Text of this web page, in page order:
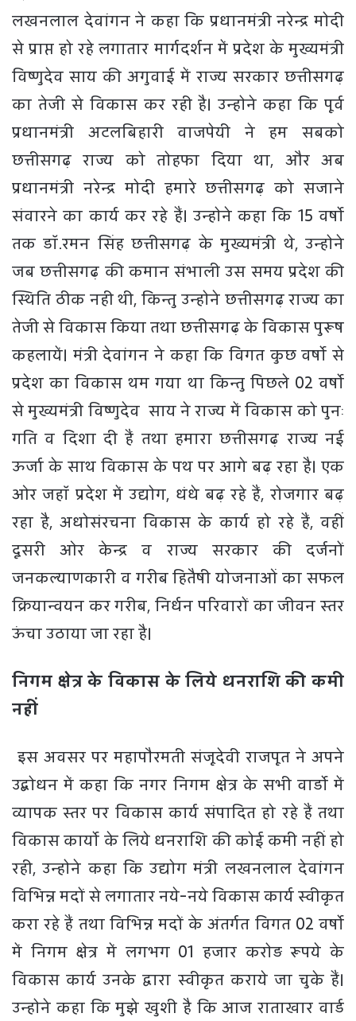
लखनलाल देवांगन ने कहा कि प्रधानमंत्री नरेन्द्र मोदी
से प्राप्त हो रहे लगातार मार्गदर्शन में प्रदेश के मुख्यमंत्री
विष्णुदेव साय की अगुवाई में राज्य सरकार छत्तीसगढ़
का तेजी से विकास कर रही है। उन्होने कहा कि पूर्व
प्रधानमंत्री अटलबिहारी वाजपेयी ने हम सबको
छत्तीसगढ़ राज्य को तोहफा दिया था, और अब
प्रधानमंत्री नरेन्द्र मोदी हमारे छत्तीसगढ़ को सजाने
संवारने का कार्य कर रहे हैं। उन्होने कहा कि 15 वर्षो
तक डाॅ.रमन सिंह छत्तीसगढ़ के मुख्यमंत्री थे, उन्होने
जब छत्तीसगढ़ की कमान संभाली उस समय प्रदेश की
स्थिति ठीक नही थी, किन्तु उन्होने छत्तीसगढ़ राज्य का
तेजी से विकास किया तथा छत्तीसगढ़ के विकास पुरूष
कहलायें। मंत्री देवांगन ने कहा कि विगत कुछ वर्षो से
प्रदेश का विकास थम गया था किन्तु पिछले 02 वर्षो
से मुख्यमंत्री विष्णुदेव साय ने राज्य में विकास को पुनः
गति व दिशा दी हैं तथा हमारा छत्तीसगढ़ राज्य नई
ऊर्जा के साथ विकास के पथ पर आगे बढ़ रहा है। एक
ओर जहाॅं प्रदेश में उद्योग, धंधे बढ़ रहे हैं, रोजगार बढ़
रहा है, अधोसंरचना विकास के कार्य हो रहे हैं, वहीं
दूसरी ओर केन्द्र व राज्य सरकार की दर्जनों
जनकल्याणकारी व गरीब हितैषी योजनाओं का सफल
क्रियान्वयन कर गरीब, निर्धन परिवारों का जीवन स्तर
ऊंचा उठाया जा रहा है।
निगम क्षेत्र के विकास के लिये धनराशि की कमी
नहीं
इस अवसर पर महापौरमती संजूदेवी राजपूत ने अपने
उद्बोधन में कहा कि नगर निगम क्षेत्र के सभी वार्डो में
व्यापक स्तर पर विकास कार्य संपादित हो रहे हैं तथा
विकास कार्यो के लिये धनराशि की कोई कमी नहीं हो
रही, उन्होने कहा कि उद्योग मंत्री लखनलाल देवांगन
विभिन्न मदों से लगातार नये-नये विकास कार्य स्वीकृत
करा रहे हैं तथा विभिन्न मदों के अंतर्गत विगत 02 वर्षो
में निगम क्षेत्र में लगभग 01 हजार करोड़ रूपये के
विकास कार्य उनके द्वारा स्वीकृत कराये जा चुके हैं।
उन्होने कहा कि मुझे खुशी है कि आज राताखार वार्ड